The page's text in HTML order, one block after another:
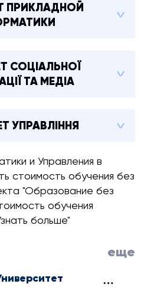
ПРИКЛАДНОЙ
СОЦІАЛЬНОЇ
ТА МЕДІА
УПРАВЛІННЯ
и Управления в
стоимость обучения без
"Образование без
обучения
больше"
еще